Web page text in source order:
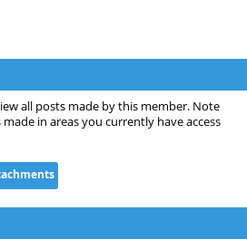
all posts made by this member. Note
in areas you currently have access